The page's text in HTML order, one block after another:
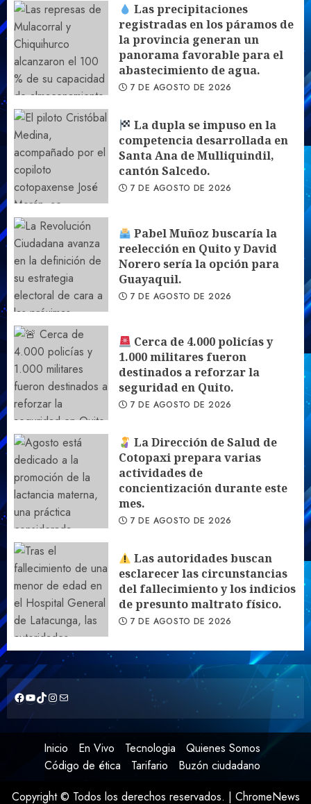
Las precipitaciones
registradas en los páramos de
la provincia generan un
panorama favorable para el
abastecimiento de agua.
7 DE AGOSTO DE 2026
La dupla se impuso en la
competencia desarrollada en
Santa Ana de Mulliquindil,
cantón Salcedo.
7 DE AGOSTO DE 2026
Pabel Muñoz buscaría la
reelección en Quito y David
Norero sería la opción para
Guayaquil.
7 DE AGOSTO DE 2026
Cerca de 4.000 policías y
1.000 militares fueron
destinados a reforzar la
seguridad en Quito.
7 DE AGOSTO DE 2026
La Dirección de Salud de
Cotopaxi prepara varias
actividades de
concientización durante este
mes.
7 DE AGOSTO DE 2026
Las autoridades buscan
esclarecer las circunstancias
del fallecimiento y los indicios
de presunto maltrato físico.
7 DE AGOSTO DE 2026
https://www.facebook.com/CuriquingueTVOficial2020/live_videos?locale=es_LA
YouTube
TikTok
Instagram
Correo electrónico
Inicio En Vivo Tecnologia
Quienes Somos
Código de ética
Tarifario
Buzón ciudadano
Copyright © Todos los derechos reservados. | ChromeNews